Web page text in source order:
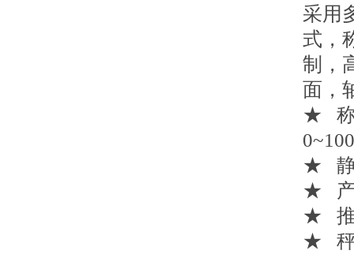
采用
式，
制，
面，
★ 称
★ 静
★ 产
★ 推
★ 秤